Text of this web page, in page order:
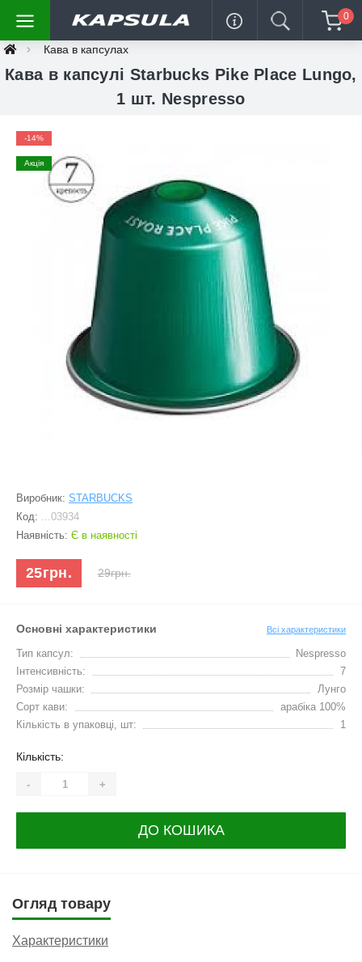
0
Кава в капсулах
Кава в капсулі Starbucks Pike Place Lungo,
1 шт. Nespresso
-14%
Акція
Виробник: STARBUCKS
Код: ...03934
Наявність: Є в наявності
25грн. 29грн.
Основні характеристики Всі характеристики
Тип капсул:
Nespresso
Інтенсивність:
7
Розмір чашки:
Лунго
Сорт кави:
арабіка 100%
Кількість в упаковці, шт:
1
Кількість:
- +
ДО КОШИКА
Огляд товару
Характеристики